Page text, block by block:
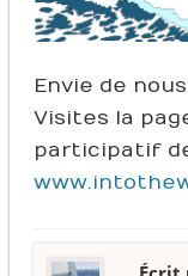
Envie de
Visites la
participatif de